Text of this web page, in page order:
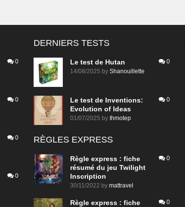
0
0
0
0
DERNIERS TESTS
Le test de Hutan
14/08/2025 by Shanouillette
0
Le test de Inventions:
Evolution of Ideas
01/07/2025 by Ihmotep
0
RÈGLES EXPRESS
Règle express : fiche
résumé du jeu Twilight
Inscription
30/11/2022 by mattravel
0
Règle express : fiche 0